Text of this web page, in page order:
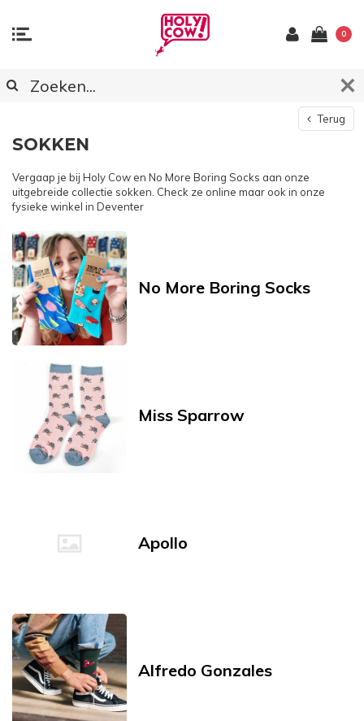
0
Terug
SOKKEN
Vergaap je bij Holy Cow en No More Boring Socks aan onze
uitgebreide collectie sokken. Check ze online maar ook in onze
fysieke winkel in Deventer
No More Boring Socks
Miss Sparrow
Apollo
Alfredo Gonzales